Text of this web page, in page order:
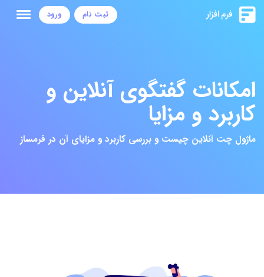
ثبت نام ورود
امکانات گفتگوی آنلاین و
کاربرد و مزایا
ماژول چت آنلاین چیست و بررسی کاربرد و مزایای آن در فرمساز